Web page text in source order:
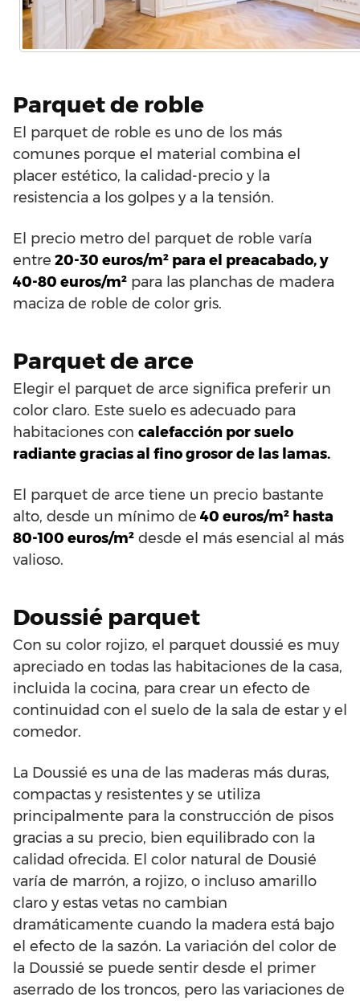
Parquet de roble
El parquet de roble es uno de los más
comunes porque el material combina el
placer estético, la calidad-precio y la
resistencia a los golpes y a la tensión.
El precio metro del parquet de roble varía
entre 20-30 euros/m² para el preacabado, y
40-80 euros/m² para las planchas de madera
maciza de roble de color gris.
Parquet de arce
Elegir el parquet de arce significa preferir un
color claro. Este suelo es adecuado para
habitaciones con calefacción por suelo
radiante gracias al fino grosor de las lamas.
El parquet de arce tiene un precio bastante
alto, desde un mínimo de 40 euros/m² hasta
80-100 euros/m² desde el más esencial al más
valioso.
Doussié parquet
Con su color rojizo, el parquet doussié es muy
apreciado en todas las habitaciones de la casa,
incluida la cocina, para crear un efecto de
continuidad con el suelo de la sala de estar y el
comedor.
La Doussié es una de las maderas más duras,
compactas y resistentes y se utiliza
principalmente para la construcción de pisos
gracias a su precio, bien equilibrado con la
calidad ofrecida. El color natural de Dousié
varía de marrón, a rojizo, o incluso amarillo
claro y estas vetas no cambian
dramáticamente cuando la madera está bajo
el efecto de la sazón. La variación del color de
la Doussié se puede sentir desde el primer
aserrado de los troncos, pero las variaciones de